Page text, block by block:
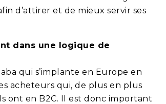
d’attirer et de mieux servir ses
dans une logique de
qui s’implante en Europe en
acheteurs qui, de plus en plus
ont en B2C. Il est donc important